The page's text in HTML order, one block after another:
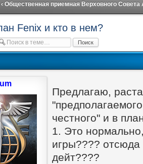
‹ Общественная приемная Верховного Совета
Fenix и кто в нем?
Предлагаю,
честного" и в
1. Это
игры????
дейт????